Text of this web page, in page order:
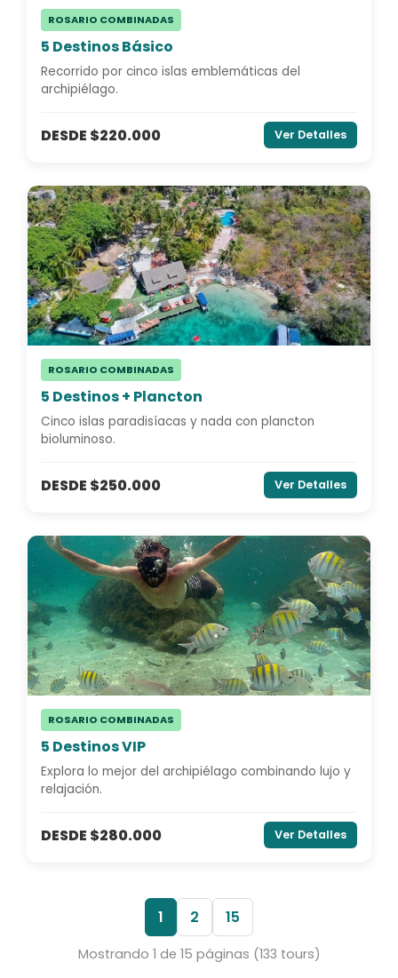
ROSARIO COMBINADAS
5 Destinos Básico
Recorrido por cinco islas emblemáticas del
archipiélago.
DESDE $220.000 Ver Detalles
ROSARIO COMBINADAS
5 Destinos + Plancton
Cinco islas paradisíacas y nada con plancton
bioluminoso.
DESDE $250.000 Ver Detalles
ROSARIO COMBINADAS
5 Destinos VIP
Explora lo mejor del archipiélago combinando lujo y
relajación.
DESDE $280.000 Ver Detalles
1 2 15
Mostrando 1 de 15 páginas (133 tours)